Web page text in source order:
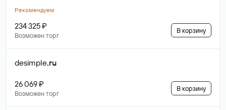
Рекомендуем
234 325 ₽
Возможен торг
В корзину
desimple.ru
26 069 ₽
Возможен торг
В корзину